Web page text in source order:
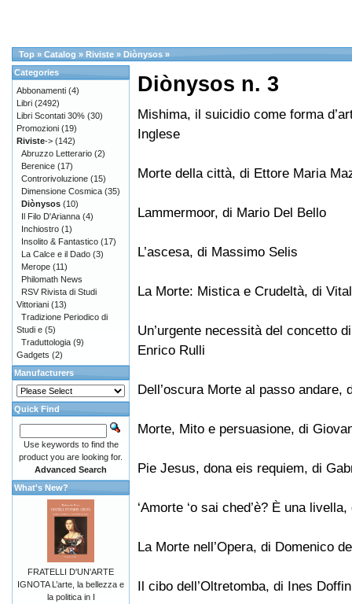
Top » Catalog » Riviste » Diònysos »
Diònysos n. 3
Mishima, il suicidio come forma
Inglese
Morte della città, di Ettore Maria
Lammermoor, di Mario Del Bello
L’ascesa, di Massimo Selis
La Morte: Mistica e Crudeltà, di
Un’urgente necessità del concetto
Enrico Rulli
Dell’oscura Morte al passo andare,
Morte, Mito e persuasione, di
Pie Jesus, dona eis requiem, di
‘Amorte ‘o sai ched’è? È una
La Morte nell’Opera, di Domenico
Il cibo dell’Oltretomba, di Ines
Categories
Abbonamenti (4)
Libri (2492)
Libri Scontati 30% (30)
Promozioni (19)
Riviste-> (142)
Abruzzo Letterario (2)
Berenice (17)
Controrivoluzione (15)
Dimensione Cosmica (35)
Diònysos (10)
Il Filo D'Arianna (4)
Inchiostro (1)
Insolito & Fantastico (17)
La Calce e il Dado (3)
Merope (11)
Philomath News
RSV Rivista di Studi
Vittoriani (13)
Tradizione Periodico di
Studi e (5)
Traduttologia (9)
Gadgets (2)
Manufacturers
Quick Find
Use keywords to find the
product you are looking for.
Advanced Search
What's New?
FRATELLI D'UN'ARTE
IGNOTA L’arte, la bellezza e
la politica in I